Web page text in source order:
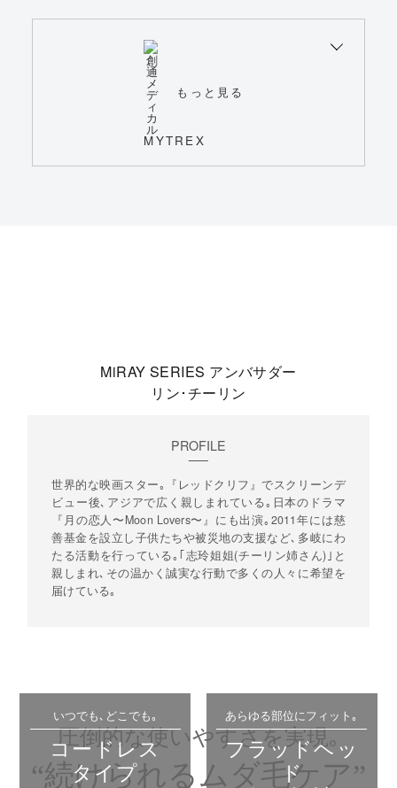
もっと見る
MiRAY SERIES アンバサダー
リン･チーリン
PROFILE
世界的な映画スター｡『レッドクリフ』でスクリーンデ
ビュー後､アジアで広く親しまれている｡日本のドラマ
『月の恋人〜Moon Lovers〜』にも出演｡2011年には慈
善基金を設立し子供たちや被災地の支援など､多岐にわ
たる活動を行っている｡｢志玲姐姐(チーリン姉さん)｣と
親しまれ､その温かく誠実な行動で多くの人々に希望を
届けている｡
圧倒的な使いやすさを実現｡
“続けられるムダ毛ケア”
いつでも､どこでも｡
コードレス
タイプ
あらゆる部位にフィット｡
フラッドヘッ
ド